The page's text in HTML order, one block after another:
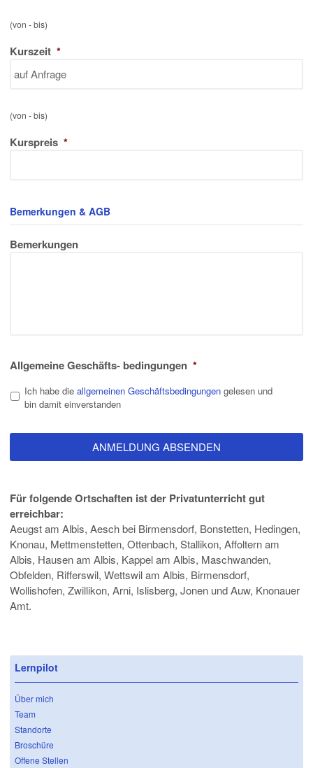
(von - bis)
Kurszeit *
(von - bis)
Kurspreis *
Bemerkungen & AGB
Bemerkungen
Allgemeine Geschäfts- bedingungen *
Ich habe die allgemeinen Geschäftsbedingungen gelesen und
bin damit einverstanden
Für folgende Ortschaften ist der Privatunterricht gut
erreichbar:
Aeugst am Albis, Aesch bei Birmensdorf, Bonstetten, Hedingen,
Knonau, Mettmenstetten, Ottenbach, Stallikon, Affoltern am
Albis, Hausen am Albis, Kappel am Albis, Maschwanden,
Obfelden, Rifferswil, Wettswil am Albis, Birmensdorf,
Wollishofen, Zwillikon, Arni, Islisberg, Jonen und Auw, Knonauer
Amt.
Lernpilot
Über mich
Team
Standorte
Broschüre
Offene Stellen